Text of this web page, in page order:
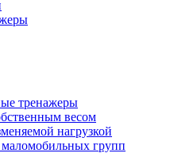
тренажеры
весом
нагрузкой
групп